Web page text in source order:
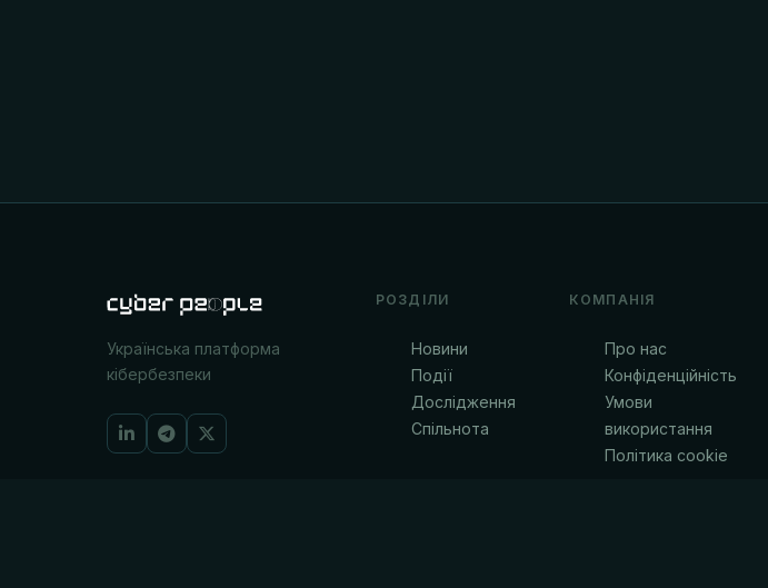
Українська платформа
кібербезпеки
РОЗДІЛИ
Новини
Події
Дослідження
Спільнота
КОМПАНІЯ
Про нас
Конфіденційність
Умови
використання
Політика cookie